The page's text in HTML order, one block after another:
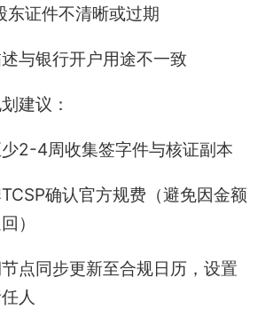
东证件不清晰或过期
与银行开户用途不一致
建议：
2-4周收集签字件与核证副本
确认官方规费（避免因金额
）
点同步更新至合规日历，设置
人